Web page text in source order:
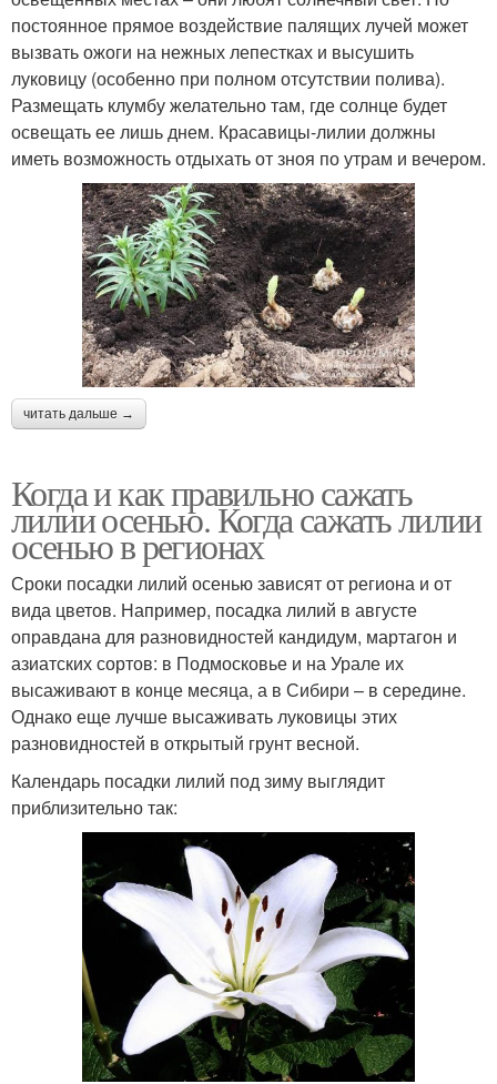
постоянное прямое воздействие палящих лучей может
вызвать ожоги на нежных лепестках и высушить
луковицу (особенно при полном отсутствии полива).
Размещать клумбу желательно там, где солнце будет
освещать ее лишь днем. Красавицы-лилии должны
иметь возможность отдыхать от зноя по утрам и вечером.
читать дальше →
Когда и как правильно сажать
лилии осенью. Когда сажать лилии
осенью в регионах
Сроки посадки лилий осенью зависят от региона и от
вида цветов. Например, посадка лилий в августе
оправдана для разновидностей кандидум, мартагон и
азиатских сортов: в Подмосковье и на Урале их
высаживают в конце месяца, а в Сибири – в середине.
Однако еще лучше высаживать луковицы этих
разновидностей в открытый грунт весной.
Календарь посадки лилий под зиму выглядит
приблизительно так: